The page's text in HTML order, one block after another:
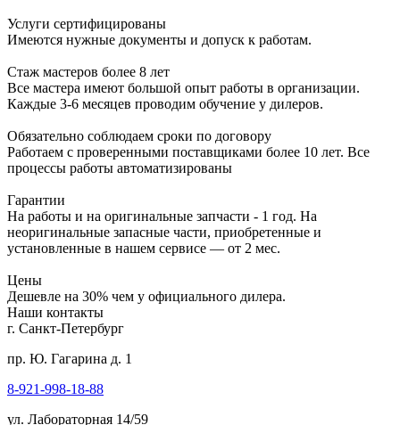
Услуги сертифицированы
Имеются нужные документы и допуск к работам.
Стаж мастеров более 8 лет
Все мастера имеют большой опыт работы в организации.
Каждые 3-6 месяцев проводим обучение у дилеров.
Обязательно соблюдаем сроки по договору
Работаем с проверенными поставщиками более 10 лет. Все
процессы работы автоматизированы
Гарантии
На работы и на оригинальные запчасти - 1 год. На
неоригинальные запасные части, приобретенные и
установленные в нашем сервисе — от 2 мес.
Цены
Дешевле на 30% чем у официального дилера.
Наши контакты
г. Санкт-Петербург
пр. Ю. Гагарина д. 1
8-921-998-18-88
ул. Лабораторная 14/59